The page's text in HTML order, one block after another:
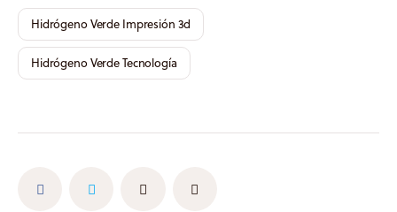
Hidrógeno Verde Impresión 3d
Hidrógeno Verde Tecnología